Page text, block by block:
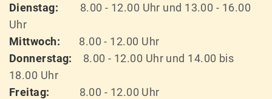
Dienstag:
8.00 - 12.00 Uhr und 13.00 - 16.00
Uhr
Mittwoch:
8.00 - 12.00 Uhr
Donnerstag:
8.00 - 12.00 Uhr und 14.00 bis
18.00 Uhr
Freitag:
8.00 - 12.00 Uhr